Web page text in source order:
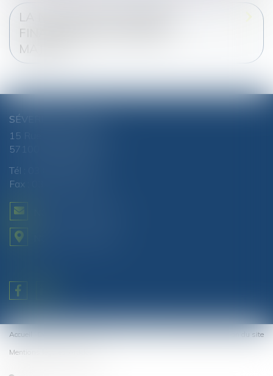
LA NOTION D’AUTONOMIE
FINANCIÈRE DE L’ENFANT
MAJEUR :
SÉVERINE CHANEL
15 Rue du Luxembourg
57100 THIONVILLE
Tél :
Fax : 03 82 51 87 80
Accueil Domaines d'intervention Actus Contact Honoraires
Plan du site
Mentions légales